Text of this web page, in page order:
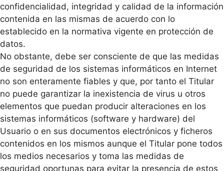
confidencialidad, integridad y calidad de la información
contenida en las mismas de acuerdo con lo
establecido en la normativa vigente en protección de
datos.
No obstante, debe ser consciente de que las medidas
de seguridad de los sistemas informáticos en Internet
no son enteramente fiables y que, por tanto el Titular
no puede garantizar la inexistencia de virus u otros
elementos que puedan producir alteraciones en los
sistemas informáticos (software y hardware) del
Usuario o en sus documentos electrónicos y ficheros
contenidos en los mismos aunque el Titular pone todos
los medios necesarios y toma las medidas de
seguridad oportunas para evitar la presencia de estos